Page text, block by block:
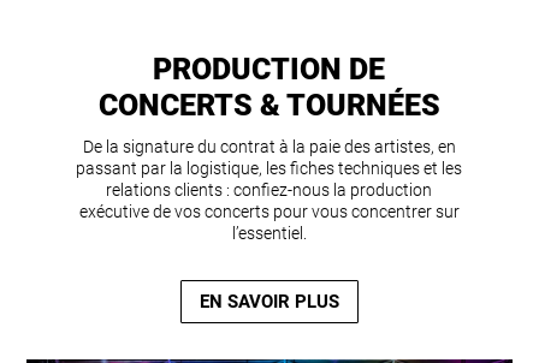
PRODUCTION DE
CONCERTS & TOURNÉES
De la signature du contrat à la paie des artistes, en
passant par la logistique, les fiches techniques et les
relations clients : confiez-nous la production
exécutive de vos concerts pour vous concentrer sur
l’essentiel.
EN SAVOIR PLUS